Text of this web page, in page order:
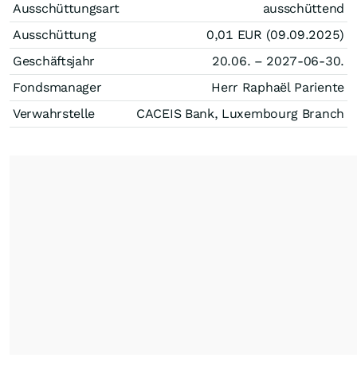
Ausschüttungsart
ausschüttend
Ausschüttung
0,01 EUR (09.09.2025)
Geschäftsjahr
20.06. – 2027-06-30.
Fondsmanager
Herr Raphaël Pariente
Verwahrstelle
CACEIS Bank, Luxembourg Branch